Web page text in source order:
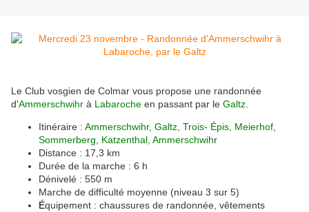
Le Club vosgien de Colmar vous propose une randonnée
d'Ammerschwihr à Labaroche en passant par le Galtz
Itinéraire : Ammerschwihr, Galtz, Trois- Épis, Meierhof,
Sommerberg, Katzenthal, Ammerschwihr
Distance : 17,3 km
Durée de la marche : 6 h
Dénivelé : 550 m
Marche de difficulté moyenne (niveau 3 sur 5)
Équipement : chaussures de randonnée, vêtements